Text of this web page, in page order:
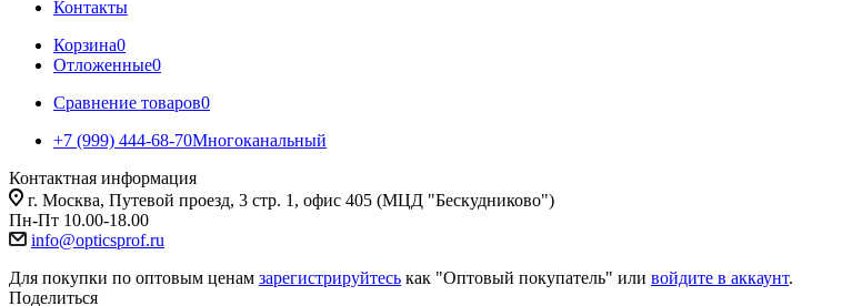
Контакты
Корзина0
Отложенные0
Сравнение товаров0
+7 (999) 444-68-70Многоканальный
Контактная информация
г. Москва, Путевой проезд, 3 стр. 1, офис 405 (МЦД "Бескудниково")
Пн-Пт 10.00-18.00
info@opticsprof.ru
Для покупки по оптовым ценам зарегистрируйтесь как "Оптовый покупатель" или войдите в аккаунт.
Поделиться